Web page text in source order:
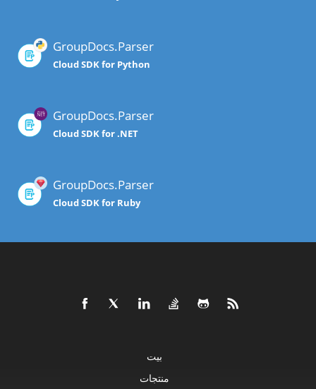
GroupDocs.Parser
Cloud SDK for Python
GroupDocs.Parser
Cloud SDK for .NET
GroupDocs.Parser
Cloud SDK for Ruby
بيت
منتجات